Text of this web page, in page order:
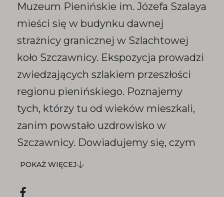
Muzeum Pienińskie im. Józefa Szalaya
mieści się w budynku dawnej
strażnicy granicznej w Szlachtowej
koło Szczawnicy. Ekspozycja prowadzi
zwiedzających szlakiem przeszłości
regionu pienińskiego. Poznajemy
tych, którzy tu od wieków mieszkali,
zanim powstało uzdrowisko w
Szczawnicy. Dowiadujemy się, czym
była dla nich rzeka Dunajec i górskie
opuścić swoje domy i ziemie.
POKAŻ WIĘCEJ
Social